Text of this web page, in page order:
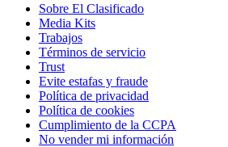
Sobre El Clasificado
Media Kits
Trabajos
Términos de servicio
Trust
Evite estafas y fraude
Política de privacidad
Política de cookies
Cumplimiento de la CCPA
No vender mi información